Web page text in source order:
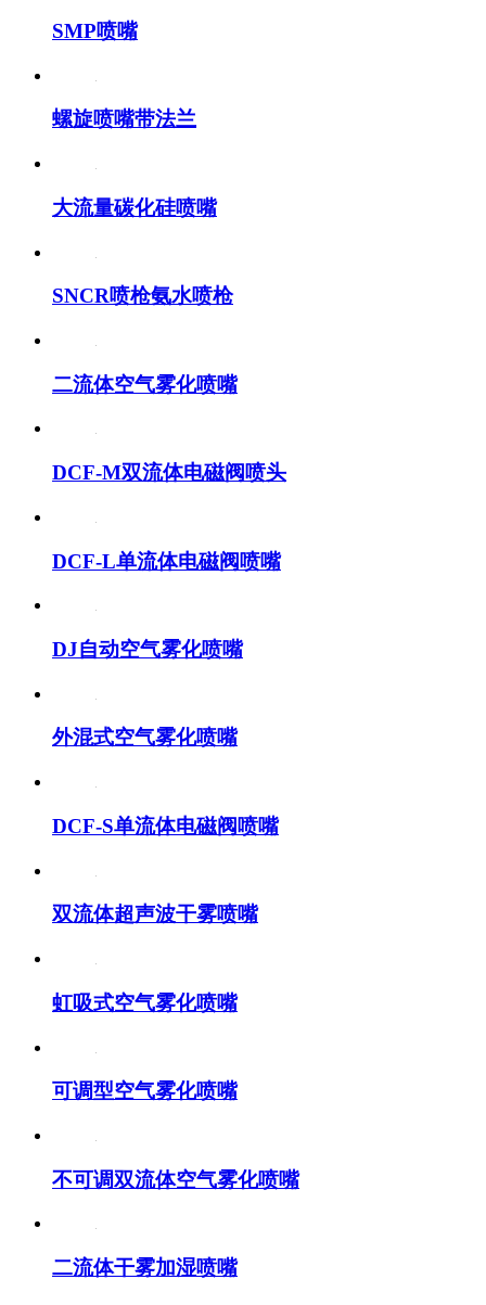
SMP喷嘴
螺旋喷嘴带法兰
大流量碳化硅喷嘴
SNCR喷枪氨水喷枪
二流体空气雾化喷嘴
DCF-M双流体电磁阀喷头
DCF-L单流体电磁阀喷嘴
DJ自动空气雾化喷嘴
外混式空气雾化喷嘴
DCF-S单流体电磁阀喷嘴
双流体超声波干雾喷嘴
虹吸式空气雾化喷嘴
可调型空气雾化喷嘴
不可调双流体空气雾化喷嘴
二流体干雾加湿喷嘴